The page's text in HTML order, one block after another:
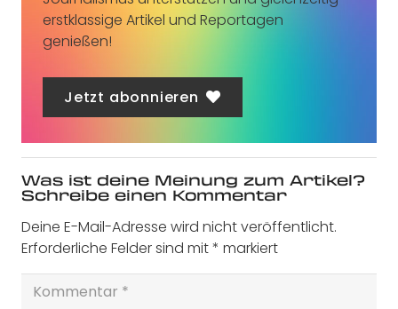
erstklassige Artikel und Reportagen
genießen!
Jetzt abonnieren
Was ist deine Meinung zum Artikel?
Schreibe einen Kommentar
Deine E-Mail-Adresse wird nicht veröffentlicht.
Erforderliche Felder sind mit* markiert